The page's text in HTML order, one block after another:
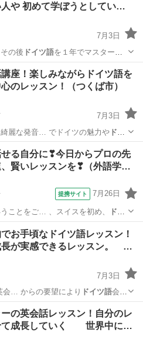
人や 初めて学ぼうとしてい…
7月3日
の後 ドイツ語を１年でマスターで
講座！楽しみながらドイツ語を
のレッスン！（つくば市）
7月3日
麗な発音… でドイツの魅力やドイ
話！ドイツ語を学んでいる気持…
あるけど… なか話せない人、ドイ
ドイツ語
せる自分に❣今日からプロの先
、賢いレッスンを❣（外語学…
提携サイト 7月26日
ことをご… 、スイスを初め、
ドイ
様々なドイツ語が使われていま
”die Ar… や医療用語には、 ドイツ語
お手頃なドイツ語レッスン！
長が実感できるレッスン。 …
7月3日
） 英会… からの要望により ドイツ語会話
興味がある… す。ドイツ語会話も
イツ語 は英語よりありま… ...
ドイツ語
の英会話レッスン！自分のレ
て成長していく 世界中に…